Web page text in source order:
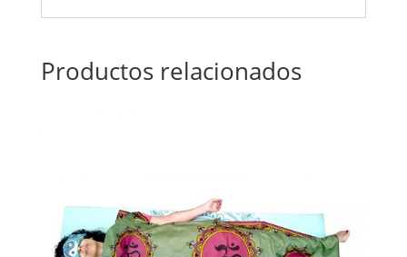
Productos relacionados